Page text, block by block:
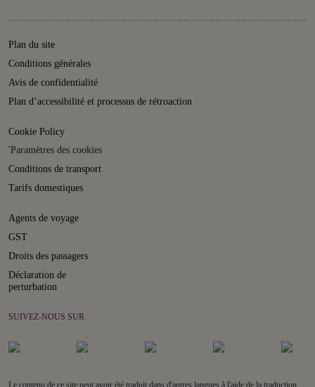
Plan du site
Conditions générales
Avis de confidentialité
Plan d’accessibilité et processus de rétroaction
Cookie Policy
'Paramètres des cookies
Conditions de transport
Tarifs domestiques
Agents de voyage
GST
Droits des passagers
Déclaration de
perturbation
SUIVEZ-NOUS SUR
Le contenu de ce site peut avoir été traduit dans d'autres langues à l'aide de la traduction